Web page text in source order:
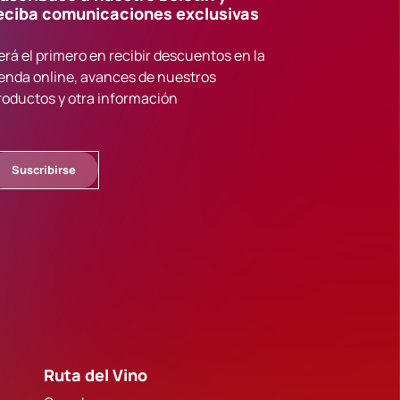
comunicaciones exclusivas
el primero en recibir descuentos en la
online, avances de nuestros
y otra información
Suscribirse
Ruta del Vino